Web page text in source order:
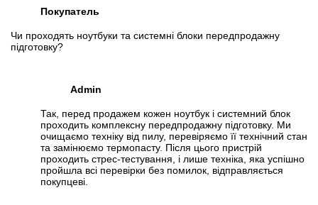
Покупатель
Чи проходять ноутбуки та системні блоки передпродажну
підготовку?
Admin
Так, перед продажем кожен ноутбук і системний блок
проходить комплексну передпродажну підготовку. Ми
очищаємо техніку від пилу, перевіряємо її технічний стан
та замінюємо термопасту. Після цього пристрій
проходить стрес-тестування, і лише техніка, яка успішно
пройшла всі перевірки без помилок, відправляється
покупцеві.